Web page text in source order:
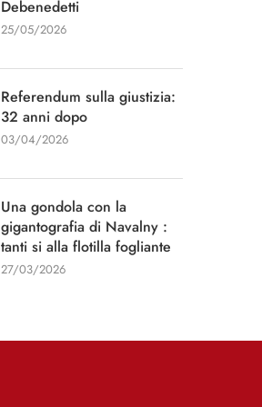
Debenedetti
25/05/2026
Referendum sulla giustizia:
32 anni dopo
03/04/2026
Una gondola con la
gigantografia di Navalny :
tanti si alla flotilla fogliante
27/03/2026